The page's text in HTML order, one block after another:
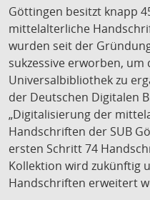
Göttingen besitzt knapp
mittelalterliche
wurden seit der
sukzessive erworben, um
Universalbibliothek zu
der Deutschen Digitalen
„Digitalisierung der
Handschriften der SUB
ersten Schritt 74
Kollektion wird zukünftig
Handschriften erweitert